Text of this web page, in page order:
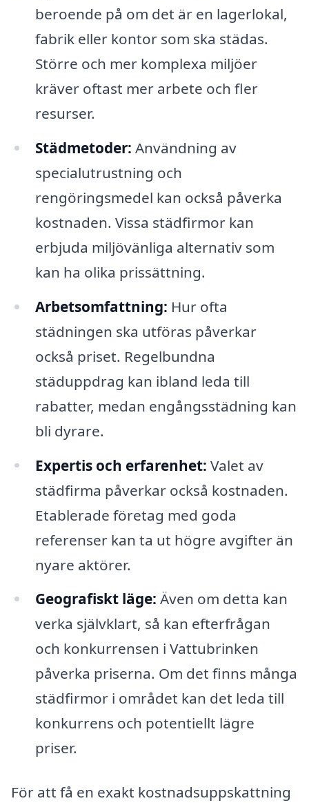
beroende på om det är en lagerlokal,
fabrik eller kontor som ska städas.
Större och mer komplexa miljöer
kräver oftast mer arbete och fler
resurser.
Städmetoder: Användning av
specialutrustning och
rengöringsmedel kan också påverka
kostnaden. Vissa städfirmor kan
erbjuda miljövänliga alternativ som
kan ha olika prissättning.
Arbetsomfattning: Hur ofta
städningen ska utföras påverkar
också priset. Regelbundna
städuppdrag kan ibland leda till
rabatter, medan engångsstädning kan
bli dyrare.
Expertis och erfarenhet: Valet av
städfirma påverkar också kostnaden.
Etablerade företag med goda
referenser kan ta ut högre avgifter än
nyare aktörer.
Geografiskt läge: Även om detta kan
verka självklart, så kan efterfrågan
och konkurrensen i Vattubrinken
påverka priserna. Om det finns många
städfirmor i området kan det leda till
konkurrens och potentiellt lägre
priser.
För att få en exakt kostnadsuppskattning